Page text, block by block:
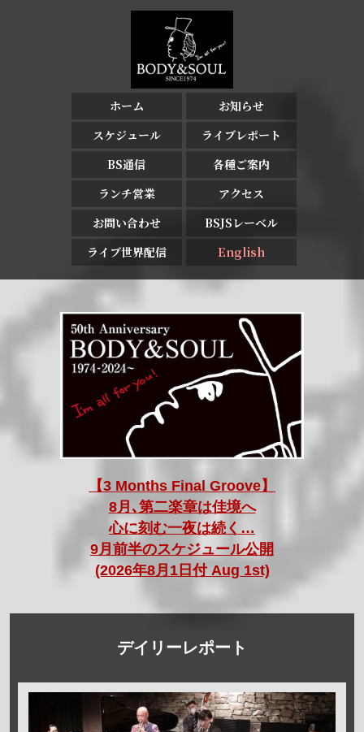
ホーム
お知らせ
スケジュール
ライブレポート
BS通信
各種ご案内
ランチ営業
アクセス
お問い合わせ
BSJSレーベル
ライブ世界配信
English
【3 Months Final Groove】
8月､第二楽章は佳境へ
心に刻む一夜は続く…
9月前半のスケジュール公開
(2026年8月1日付 Aug 1st)
デイリーレポート